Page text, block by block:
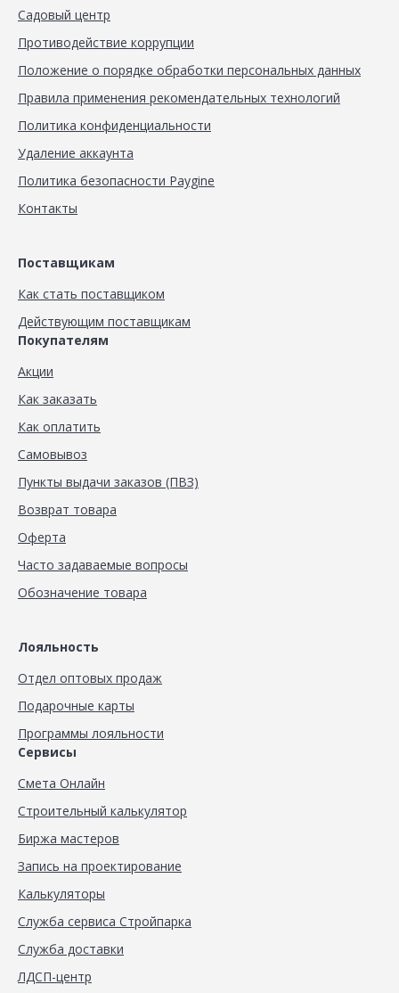
Садовый центр
Противодействие коррупции
Положение о порядке обработки персональных данных
Правила применения рекомендательных технологий
Политика конфиденциальности
Удаление аккаунта
Политика безопасности Paygine
Контакты
Поставщикам
Как стать поставщиком
Действующим поставщикам
Покупателям
Акции
Как заказать
Как оплатить
Самовывоз
Пункты выдачи заказов (ПВЗ)
Возврат товара
Оферта
Часто задаваемые вопросы
Обозначение товара
Лояльность
Отдел оптовых продаж
Подарочные карты
Программы лояльности
Сервисы
Смета Онлайн
Строительный калькулятор
Биржа мастеров
Запись на проектирование
Калькуляторы
Служба сервиса Стройпарка
Служба доставки
ЛДСП-центр